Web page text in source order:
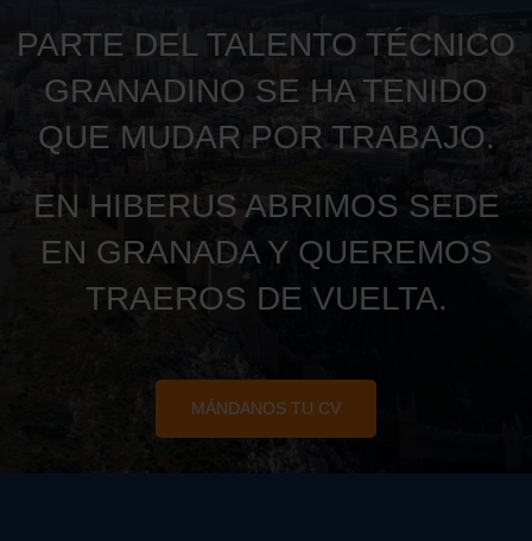
PARTE DEL TALENTO TÉCNICO
GRANADINO SE HA TENIDO
QUE MUDAR POR TRABAJO.
EN HIBERUS ABRIMOS SEDE
EN GRANADA Y QUEREMOS
TRAEROS DE VUELTA.
MÁNDANOS TU CV